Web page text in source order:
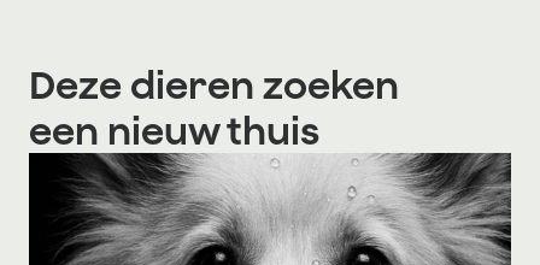
Deze dieren zoeken
een nieuw thuis